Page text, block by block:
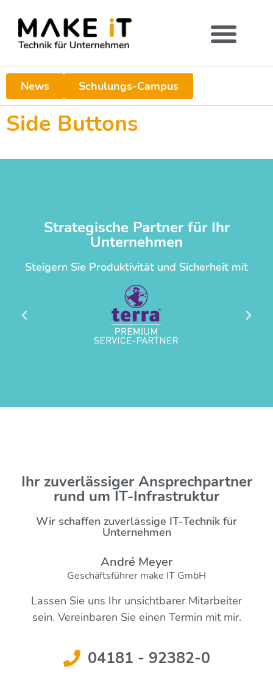
News Schulungs-Campus
Side Buttons
Strategische Partner für Ihr
Unternehmen
Steigern Sie Produktivität und Sicherheit mit
Ihr zuverlässiger Ansprechpartner
rund um IT-Infrastruktur
Wir schaffen zuverlässige IT-Technik für
Unternehmen
André Meyer
Geschäftsführer make IT GmbH
Lassen Sie uns Ihr unsichtbarer Mitarbeiter
sein. Vereinbaren Sie einen Termin mit mir.
04181 - 92382-0